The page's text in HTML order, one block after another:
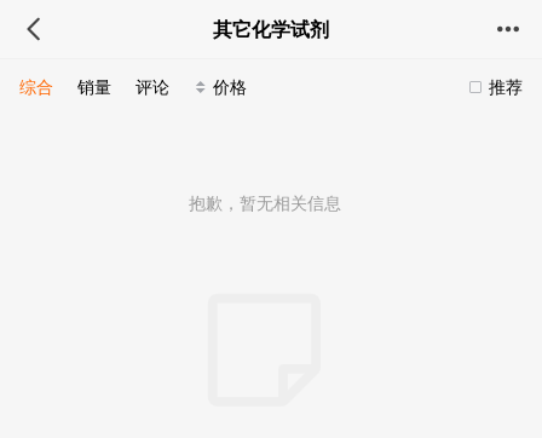
其它化学试剂
推荐
综合 销量 评论 价格
抱歉，暂无相关信息